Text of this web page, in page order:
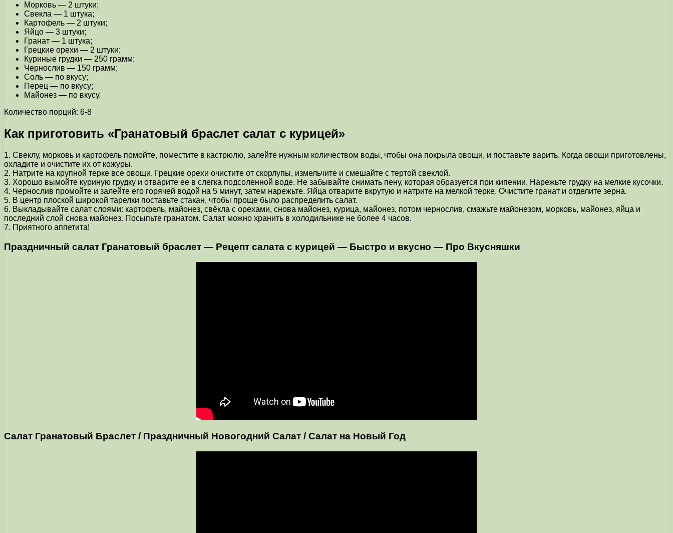
Морковь — 2 штуки;
Свекла — 1 штука;
Картофель — 2 штуки;
Яйцо — 3 штуки;
Гранат — 1 штука;
Грецкие орехи — 2 штуки;
Куриные грудки — 250 грамм;
Чернослив — 150 грамм;
Соль — по вкусу;
Перец — по вкусу;
Майонез — по вкусу.
Количество порций: 6-8
Как приготовить «Гранатовый браслет салат с курицей»
1. Свеклу, морковь и картофель помойте, поместите в кастрюлю, залейте нужным количеством воды, чтобы она покрыла овощи, и поставьте варить. Когда овощи приготовлены,
охладите и очистите их от кожуры.
2. Натрите на крупной терке все овощи. Грецкие орехи очистите от скорлупы, измельчите и смешайте с тертой свеклой.
3. Хорошо вымойте куриную грудку и отварите ее в слегка подсоленной воде. Не забывайте снимать пену, которая образуется при кипении. Нарежьте грудку на мелкие кусочки.
4. Чернослив промойте и залейте его горячей водой на 5 минут, затем нарежьте. Яйца отварите вкрутую и натрите на мелкой терке. Очистите гранат и отделите зерна.
5. В центр плоской широкой тарелки поставьте стакан, чтобы проще было распределить салат.
6. Выкладывайте салат слоями: картофель, майонез, свёкла с орехами, снова майонез, курица, майонез, потом чернослив, смажьте майонезом, морковь, майонез, яйца и
последний слой снова майонез. Посыпьте гранатом. Салат можно хранить в холодильнике не более 4 часов.
7. Приятного аппетита!
Праздничный салат Гранатовый браслет — Рецепт салата с курицей — Быстро и вкусно — Про Вкусняшки
Салат Гранатовый Браслет / Праздничный Новогодний Салат / Салат на Новый Год